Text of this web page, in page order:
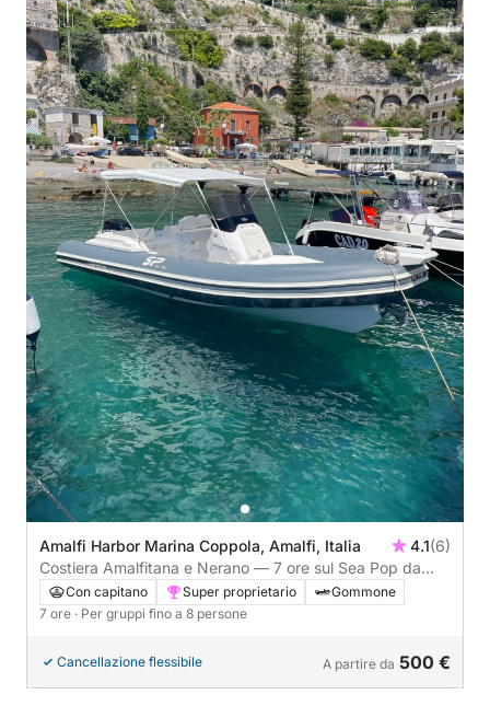
Amalfi Harbor Marina Coppola, Amalfi, Italia 4.1(6)
Costiera Amalfitana e Nerano — 7 ore sul Sea Pop da
AmalfiCon capitano Super proprietario
Gommone
7 ore · Per gruppi fino a 8 persone
Cancellazione flessibile A partire da 500 €